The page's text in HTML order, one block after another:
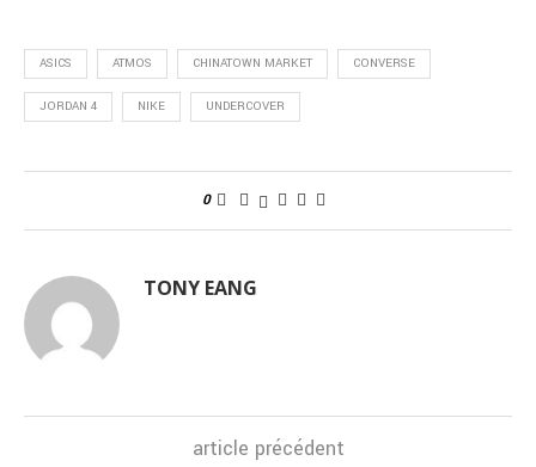
ASICS ATMOS CHINATOWN MARKET CONVERSE
JORDAN 4 NIKE UNDERCOVER
0
TONY EANG
article précédent